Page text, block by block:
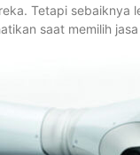
Tetapi sebaiknya
saat memilih